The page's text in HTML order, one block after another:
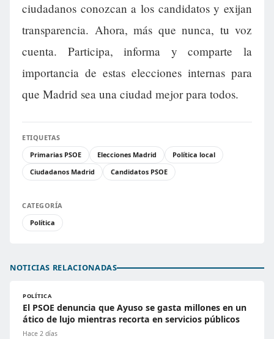
ciudadanos conozcan a los candidatos y exijan
transparencia. Ahora, más que nunca, tu voz
cuenta. Participa, informa y comparte la
importancia de estas elecciones internas para
que Madrid sea una ciudad mejor para todos.
ETIQUETAS
Primarias PSOE
Elecciones Madrid
Política local
Ciudadanos Madrid
Candidatos PSOE
CATEGORÍA
Política
NOTICIAS RELACIONADAS
POLÍTICA
El PSOE denuncia que Ayuso se gasta millones en un
ático de lujo mientras recorta en servicios públicos
Hace 2 días